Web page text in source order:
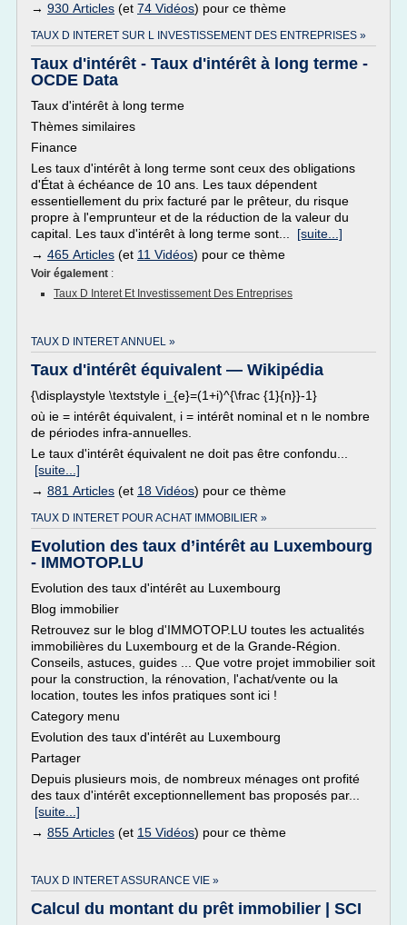
→ 930 Articles (et 74 Vidéos) pour ce thème
TAUX D INTERET SUR L INVESTISSEMENT DES ENTREPRISES »
Taux d'intérêt - Taux d'intérêt à long terme -
OCDE Data
Taux d'intérêt à long terme
Thèmes similaires
Finance
Les taux d'intérêt à long terme sont ceux des obligations
d'État à échéance de 10 ans. Les taux dépendent
essentiellement du prix facturé par le prêteur, du risque
propre à l'emprunteur et de la réduction de la valeur du
capital. Les taux d'intérêt à long terme sont... [suite...]
→ 465 Articles (et 11 Vidéos) pour ce thème
Voir également :
Taux D Interet Et Investissement Des Entreprises
TAUX D INTERET ANNUEL »
Taux d'intérêt équivalent — Wikipédia
{\displaystyle \textstyle i_{e}=(1+i)^{\frac {1}{n}}-1}
où ie = intérêt équivalent, i = intérêt nominal et n le nombre
de périodes infra-annuelles.
Le taux d'intérêt équivalent ne doit pas être confondu...
[suite...]
→ 881 Articles (et 18 Vidéos) pour ce thème
TAUX D INTERET POUR ACHAT IMMOBILIER »
Evolution des taux d’intérêt au Luxembourg
- IMMOTOP.LU
Evolution des taux d'intérêt au Luxembourg
Blog immobilier
Retrouvez sur le blog d'IMMOTOP.LU toutes les actualités
immobilières du Luxembourg et de la Grande-Région.
Conseils, astuces, guides ... Que votre projet immobilier soit
pour la construction, la rénovation, l'achat/vente ou la
location, toutes les infos pratiques sont ici !
Category menu
Evolution des taux d'intérêt au Luxembourg
Partager
Depuis plusieurs mois, de nombreux ménages ont profité
des taux d'intérêt exceptionnellement bas proposés par...
[suite...]
→ 855 Articles (et 15 Vidéos) pour ce thème
TAUX D INTERET ASSURANCE VIE »
Calcul du montant du prêt immobilier | SCI